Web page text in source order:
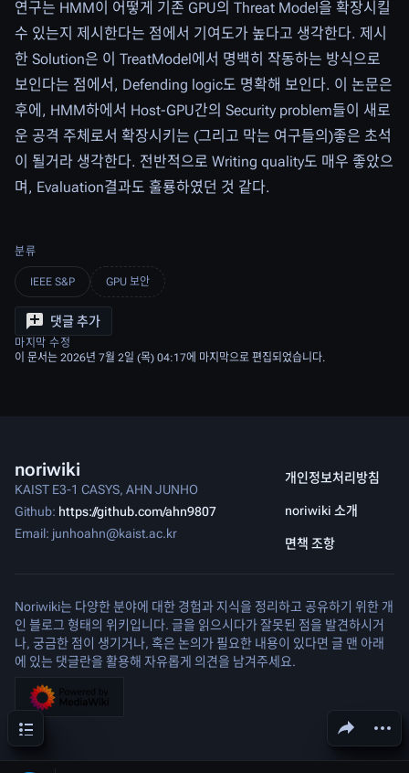
문서 공유하기
다른
연구는 HMM이 어떻게 기존 GPU의 Threat Model을 확장시킬
수 있는지 제시한다는 점에서 기여도가 높다고 생각한다. 제시
한 Solution은 이 TreatModel에서 명백히 작동하는 방식으로
보인다는 점에서, Defending logic도 명확해 보인다. 이 논문은
후에, HMM하에서 Host-GPU간의 Security problem들이 새로
운 공격 주체로서 확장시키는 (그리고 막는 여구들의)좋은 초석
이 될거라 생각한다. 전반적으로 Writing quality도 매우 좋았으
며, Evaluation결과도 훌룡하였던 것 같다.
분류
IEEE S&P GPU 보안
댓글 추가
마지막 수정
이 문서는 2026년 7월 2일 (목) 04:17에 마지막으로 편집되었습니다.
noriwiki
KAIST E3-1 CASYS, AHN JUNHO
Github: https://github.com/ahn9807
Email: junhoahn@kaist.ac.kr
개인정보처리방침
noriwiki 소개
면책 조항
Noriwiki는 다양한 분야에 대한 경험과 지식을 정리하고 공유하기 위한 개
인 블로그 형태의 위키입니다. 글을 읽으시다가 잘못된 점을 발견하시거
나, 궁금한 점이 생기거나, 혹은 논의가 필요한 내용이 있다면 글 맨 아래
에 있는 댓글란을 활용해 자유롭게 의견을 남겨주세요.